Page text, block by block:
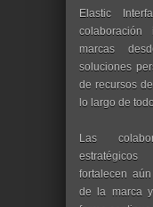
Elastic
marcas
soluciones
de recursos
lo largo de
Las
fortalecen
de la marca